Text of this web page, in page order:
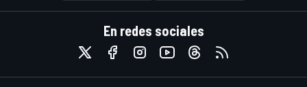
En redes sociales